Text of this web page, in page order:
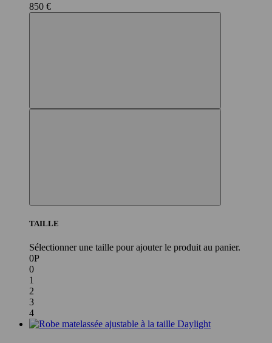
850 €
TAILLE
Sélectionner une taille pour ajouter le produit au panier.
0P
0
1
2
3
4